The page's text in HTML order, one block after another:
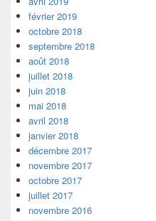
février 2019
octobre 2018
septembre 2018
août 2018
juillet 2018
juin 2018
mai 2018
avril 2018
janvier 2018
décembre 2017
novembre 2017
octobre 2017
juillet 2017
novembre 2016